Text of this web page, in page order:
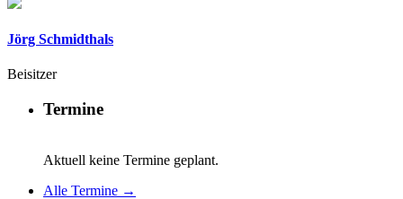
Jörg Schmidthals
Beisitzer
Termine
Aktuell keine Termine geplant.
Alle Termine →